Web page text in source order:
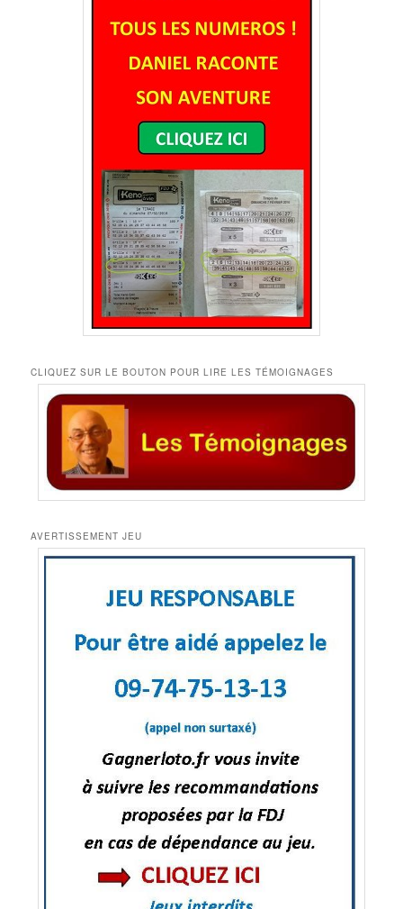
CLIQUEZ SUR LE BOUTON POUR LIRE LES TÉMOIGNAGES
AVERTISSEMENT JEU